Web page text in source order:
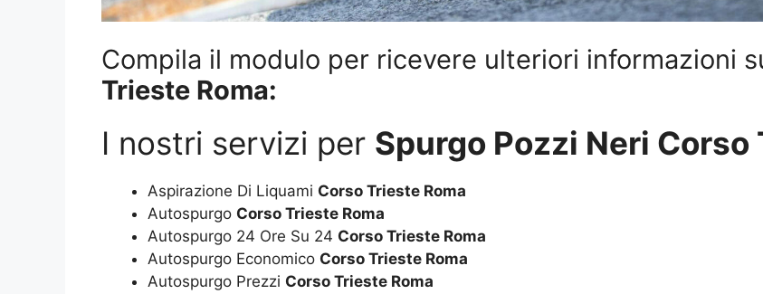
Compila il modulo per ricevere ulteriori informazioni
Trieste Roma:
I nostri servizi per Spurgo Pozzi Neri Corso
Aspirazione Di Liquami Corso Trieste Roma
Autospurgo Corso Trieste Roma
Autospurgo 24 Ore Su 24 Corso Trieste Roma
Autospurgo Economico Corso Trieste Roma
Autospurgo Prezzi Corso Trieste Roma